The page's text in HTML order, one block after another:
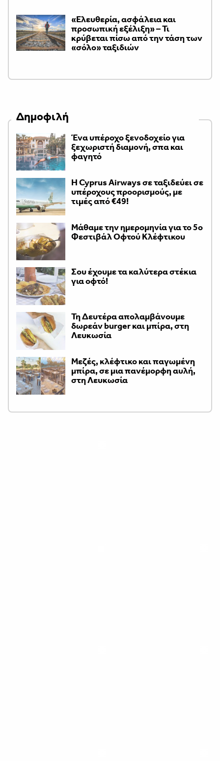
«Ελευθερία, ασφάλεια και
προσωπική εξέλιξη» – Τι
κρύβεται πίσω από την τάση των
«σόλο» ταξιδιών
Δημοφιλή
Ένα υπέροχο ξενοδοχείο για
ξεχωριστή διαμονή, σπα και
φαγητό
H Cyprus Airways σε ταξιδεύει σε
υπέροχους προορισμούς, με
τιμές από €49!
Μάθαμε την ημερομηνία για το 5ο
Φεστιβάλ Οφτού Κλέφτικου
Σου έχουμε τα καλύτερα στέκια
για οφτό!
Τη Δευτέρα απολαμβάνουμε
δωρεάν burger και μπίρα, στη
Λευκωσία
Μεζές, κλέφτικο και παγωμένη
μπίρα, σε μια πανέμορφη αυλή,
στη Λευκωσία